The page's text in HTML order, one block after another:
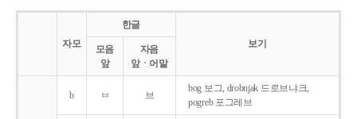
자모
한글
보기
모음
앞
자음
앞ㆍ어말
b ㅂ 브
bog 보그, drobnjak 드로브냐크,
pogreb 포그레브